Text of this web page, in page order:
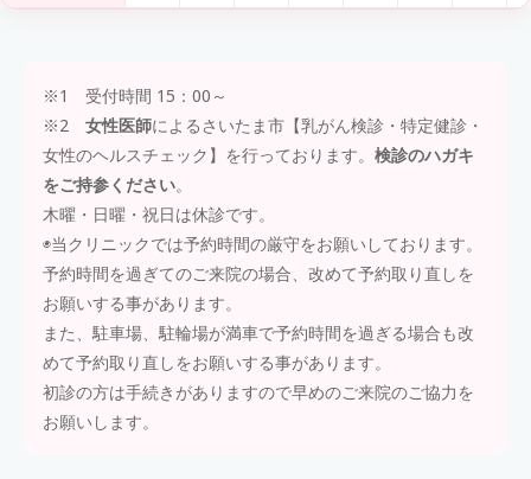
※1 受付時間 15：00～
※2 女性医師によるさいたま市【乳がん検診・特定健診・
女性のヘルスチェック】を行っております。 検診のハガキ
をご持参ください。
木曜・日曜・祝日は休診です。
◉当クリニックでは予約時間の厳守をお願いしております。
予約時間を過ぎてのご来院の場合、改めて予約取り直しを
お願いする事があります。
また、駐車場、駐輪場が満車で予約時間を過ぎる場合も改
めて予約取り直しをお願いする事があります。
初診の方は手続きがありますので早めのご来院のご協力を
お願いします。